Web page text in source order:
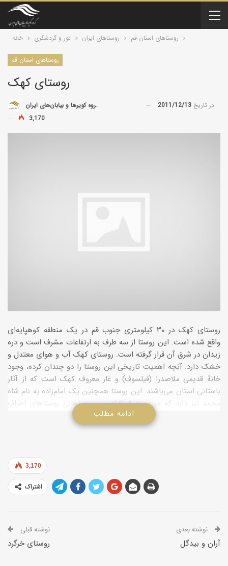
خانه تور و گردشگری روستاهای ایران روستاهای استان قم
روستاهای استان قم
روستاى کهک
توسط گروه کویرها و بیابان‌های ایران در تاریخ 2011/12/13
3,170
روستاى کهک در ۳۰ کیلومترى جنوب قم در یک منطقه کوهپایه‌اى
واقع شده است. این روستا از سه طرف به ارتفاعات مشرف است و دره
زیدان در شرق آن قرار گرفته است. روستاى کهک آب و هواى معتدل و
خشک دارد. آنچه اهمیت تاریخى این روستا را دو چندان کرده، وجود
خانهٔ قدیمى ملاصدرا (فیلسوف) و غار معروف کهک است که از آثار
باستانى استان مى‌باشند. این روستا همچنین یک امام‌زاده به نام شاه
محمد نیز دارد که مورد رجوع افراد بومى و اهالى روستاهاى اطراف
ادامه مطلب
3,170
اشتراک
نوشته قبلی
روستاى خرگرد آران و بیدگل